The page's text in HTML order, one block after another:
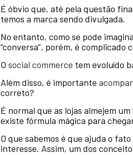
É óbvio que, até pela questão
temos a marca sendo divulgada.
No entanto, como se pode
“conversa”, porém, é
O social commerce tem evoluído
Além disso, é importante
correto?
É normal que as lojas almejem
existe fórmula mágica para
O que sabemos é que ajuda o
interesse. Assim, um dos